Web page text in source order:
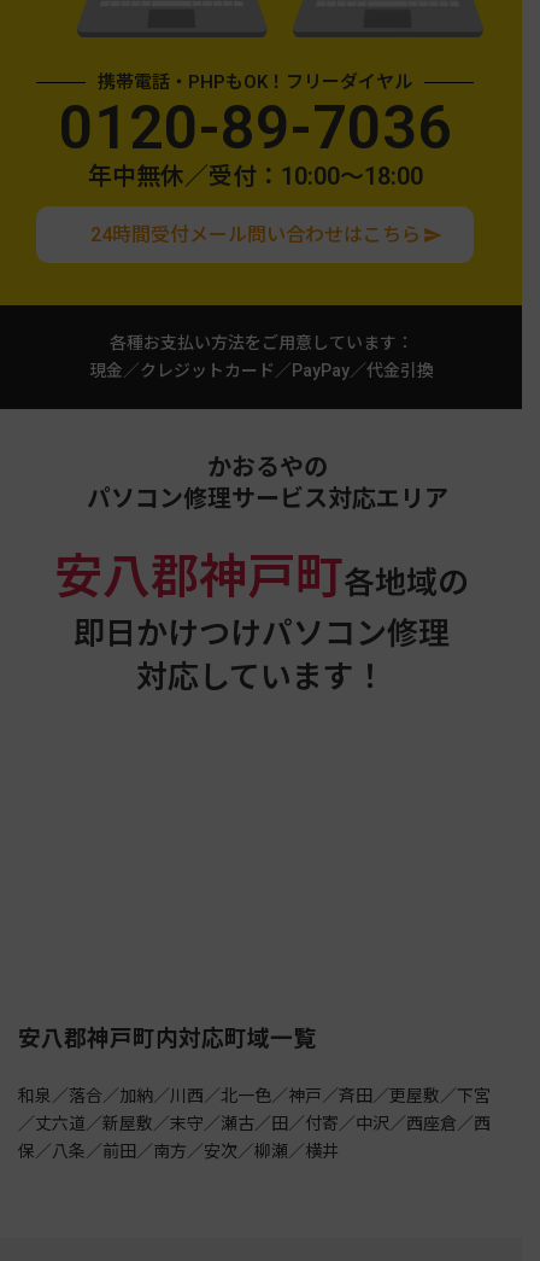
携帯電話・PHPもOK！フリーダイヤル
0120-89-7036
年中無休／受付：10:00〜18:00
24時間受付メール問い合わせはこちら
各種お支払い方法をご用意しています：
現金／クレジットカード／PayPay／代金引換
かおるやの
パソコン修理サービス対応エリア
安八郡神戸町各地域の
即日かけつけパソコン修理
対応しています！
安八郡神戸町内対応町域一覧
和泉／落合／加納／川西／北一色／神戸／斉田／更屋敷／下宮
／丈六道／新屋敷／末守／瀬古／田／付寄／中沢／西座倉／西
保／八条／前田／南方／安次／柳瀬／横井